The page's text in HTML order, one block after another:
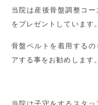
当院は産後骨盤調整コ
をプレゼントしています
骨盤ベルトを着用する
アする事をお勧めします。
当院は子守をするスタ